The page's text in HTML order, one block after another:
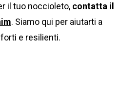
il tuo noccioleto, contatta il
. Siamo qui per aiutarti a
e resilienti.